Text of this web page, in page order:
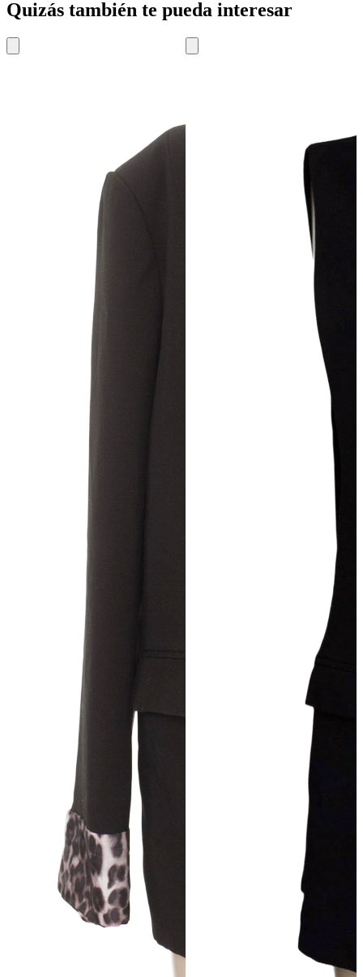
Quizás también te pueda interesar